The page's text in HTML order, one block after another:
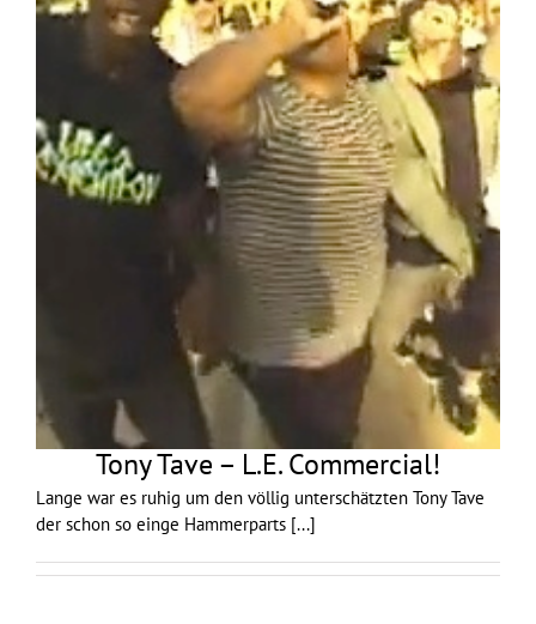
Tony Tave – L.E. Commercial!
Lange war es ruhig um den völlig unterschätzten Tony Tave
der schon so einge Hammerparts [...]